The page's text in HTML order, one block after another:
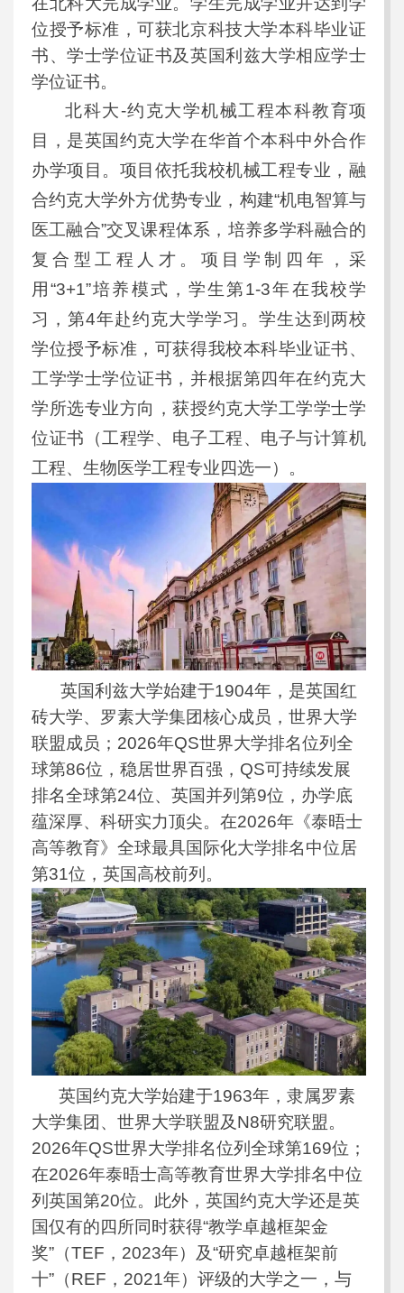
位授予标准，可获北京科技大学本科毕业证
书、学士学位证书及英国利兹大学相应学士
学位证书。
北科大-约克大学机械工程本科教育项
目，是英国约克大学在华首个本科中外合作
办学项目。项目依托我校机械工程专业，融
合约克大学外方优势专业，构建“机电智算与
医工融合”交叉课程体系，培养多学科融合的
复合型工程人才。项目学制四年，采
用“3+1”培养模式，学生第1-3年在我校学
习，第4年赴约克大学学习。学生达到两校
学位授予标准，可获得我校本科毕业证书、
工学学士学位证书，并根据第四年在约克大
学所选专业方向，获授约克大学工学学士学
位证书（工程学、电子工程、电子与计算机
工程、生物医学工程专业四选一）。
英国利兹大学始建于1904年，是英国红
砖大学、罗素大学集团核心成员，世界大学
联盟成员；2026年QS世界大学排名位列全
球第86位，稳居世界百强，QS可持续发展
排名全球第24位、英国并列第9位，办学底
蕴深厚、科研实力顶尖。在2026年《泰晤士
高等教育》全球最具国际化大学排名中位居
第31位，英国高校前列。
英国约克大学始建于1963年，隶属罗素
大学集团、世界大学联盟及N8研究联盟。
2026年QS世界大学排名位列全球第169位；
在2026年泰晤士高等教育世界大学排名中位
列英国第20位。此外，英国约克大学还是英
国仅有的四所同时获得“教学卓越框架金
奖”（TEF，2023年）及“研究卓越框架前
十”（REF，2021年）评级的大学之一，与